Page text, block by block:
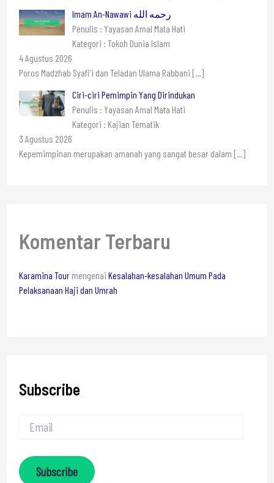
Imam An-Nawawi رحمه الله
Penulis : Yayasan Amal Mata Hati
Kategori : Tokoh Dunia Islam
4 Agustus 2026
Poros Madzhab Syafi’i dan Teladan Ulama Rabbani […]
Ciri-ciri Pemimpin Yang Dirindukan
Penulis : Yayasan Amal Mata Hati
Kategori : Kajian Tematik
3 Agustus 2026
Kepemimpinan merupakan amanah yang sangat besar dalam […]
Komentar Terbaru
Karamina Tourmengenai Kesalahan-kesalahan Umum Pada
Pelaksanaan Haji dan Umrah
Subscribe
Subscribe